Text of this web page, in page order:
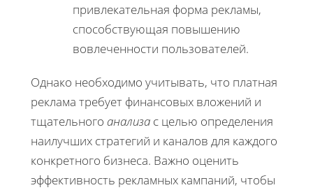
привлекательная форма рекламы,
способствующая повышению
вовлеченности пользователей.
Однако необходимо учитывать, что платная
реклама требует финансовых вложений и
тщательного анализа с целью определения
наилучших стратегий и каналов для каждого
конкретного бизнеса. Важно оценить
эффективность рекламных кампаний, чтобы